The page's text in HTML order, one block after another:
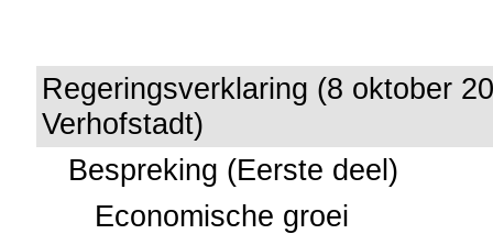
Regeringsverklaring (8 oktober
Verhofstadt)
Bespreking (Eerste deel)
Economische groei